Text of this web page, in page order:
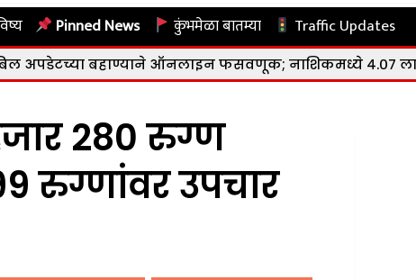
Pinned News कुंभमेळा बातम्या Traffic Updates
ऑनलाइन फसवणूक; नाशिकमध्ये ४.०७ लाखांचा गंडा |
280 रुग्ण
रुग्णांवर उपचार